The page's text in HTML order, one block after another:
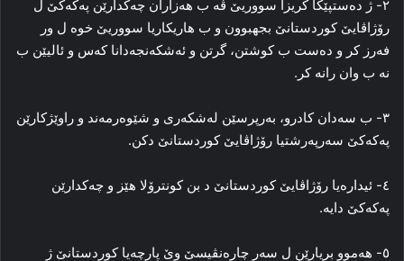
٢- ژ دەستپێکا کریزا سووریێ ڤە ب هەزاران چەکدارێن پەکەکێ ل
رۆژاڤایێ کوردستانێ بجهبوون و ب هاریکاریا سووریێ خوە ل ور
فەرز کر و دەست ب کوشتن، گرتن و ئەشکەنجەدانا کەس و ئالیێن ب
نە ب وان رانە کر.
٣- ب سەدان کادرو، بەرپرسێن لەشکەری و شێوەرمەند و راوێژکارێن
پەکەکێ سەرپەرشتیا رۆژاڤایێ کوردستانێ دکن.
٤- ئیدارەیا رۆژاڤایێ کوردستانێ د بن کونترۆلا هێز و چەکدارێن
پەکەکێ دایە.
٥- هەموو بریارێن ل سەر چارەنڤیسێ وێ پارچەیا کوردستانێ ژ